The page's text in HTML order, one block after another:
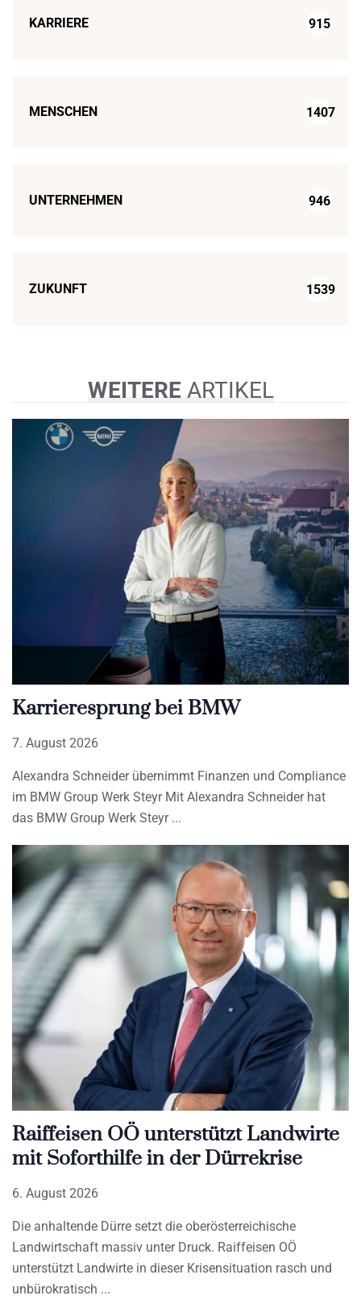
KARRIERE 915
MENSCHEN 1407
UNTERNEHMEN 946
ZUKUNFT 1539
WEITEREARTIKEL
Karrieresprung bei BMW
7. August 2026
Alexandra Schneider übernimmt Finanzen und Compliance
im BMW Group Werk Steyr Mit Alexandra Schneider hat
das BMW Group Werk Steyr
Raiffeisen OÖ unterstützt Landwirte
mit Soforthilfe in der Dürrekrise
6. August 2026
Die anhaltende Dürre setzt die oberösterreichische
Landwirtschaft massiv unter Druck. Raiffeisen OÖ
unterstützt Landwirte in dieser Krisensituation rasch und
unbürokratisch